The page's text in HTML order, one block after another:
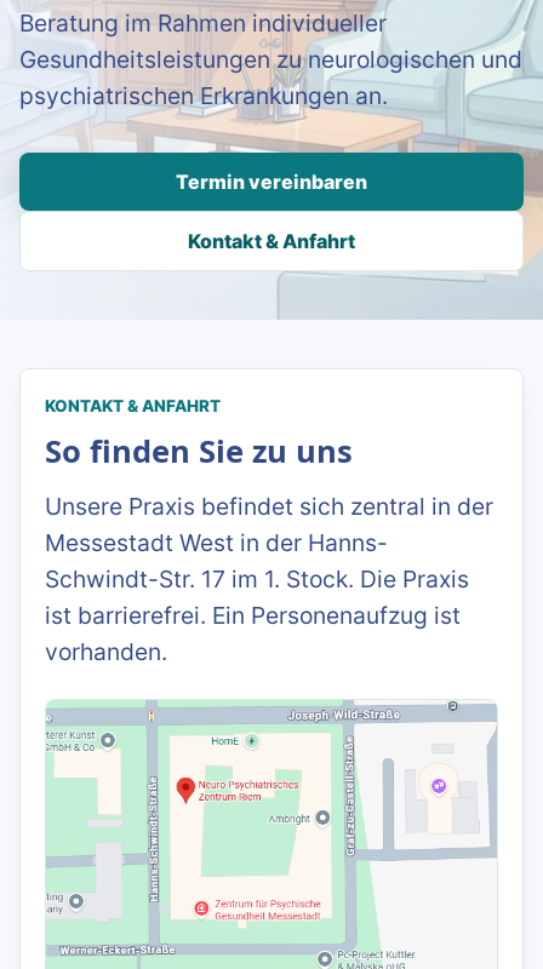
Beratung im Rahmen individueller
Gesundheitsleistungen zu neurologischen und
psychiatrischen Erkrankungen an.
Termin vereinbaren
Kontakt & Anfahrt
KONTAKT & ANFAHRT
So finden Sie zu uns
Unsere Praxis befindet sich zentral in der
Messestadt West in der Hanns-
Schwindt-Str. 17 im 1. Stock. Die Praxis
ist barrierefrei. Ein Personenaufzug ist
vorhanden.